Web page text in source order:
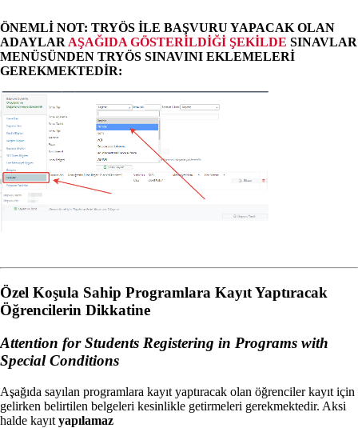
ÖNEMLİ NOT: TRYÖS İLE BAŞVURU YAPACAK OLAN
ADAYLAR AŞAĞIDA GÖSTERİLDİĞİ ŞEKİLDE SINAVLAR
MENÜSÜNDEN TRYÖS SINAVINI EKLEMELERİ
GEREKMEKTEDİR:
Özel Koşula Sahip Programlara Kayıt Yaptıracak
Öğrencilerin Dikkatine
Attention for Students Registering in Programs with
Special Conditions
Aşağıda sayılan programlara kayıt yaptıracak olan öğrenciler kayıt için
gelirken belirtilen belgeleri kesinlikle getirmeleri gerekmektedir. Aksi
halde kayıt yapılamaz